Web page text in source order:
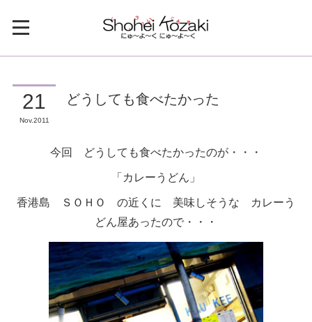
21
Nov 2011
どうしても食べたかった
今回 どうしても食べたかったのが・・・
「カレーうどん」
香港島 ＳＯＨＯ の近くに 美味しそうな カレーう
どん屋あったので・・・